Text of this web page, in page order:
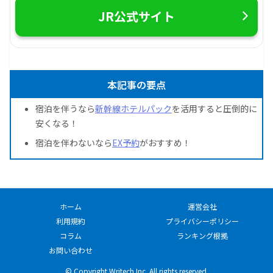
JR公式サイト
本記事の要点
宿泊を伴うなら新幹線ホテルパックを活用すると圧倒的に
安くなる！
宿泊を伴わないならEX予約がおすすめ！
ホーム
運営会社
利用規約
プライバシーポリシー
コラム
ランキング根拠
お問い合わせ